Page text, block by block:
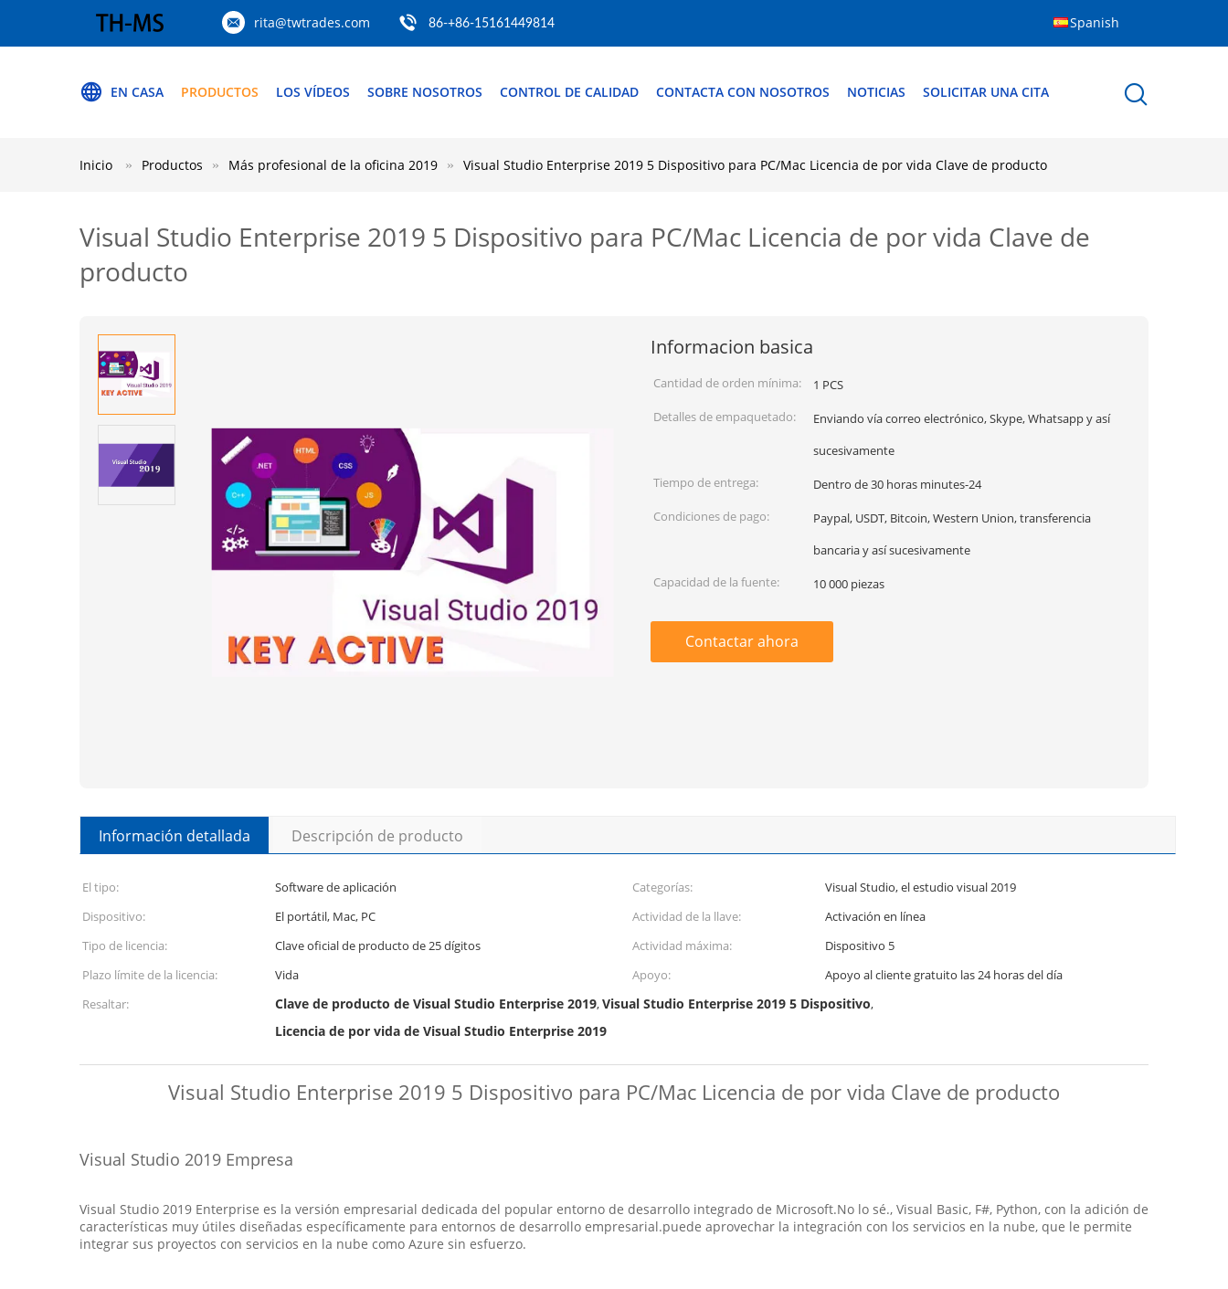
rita@twtrades.com 86-+86-15161449814 Spanish
EN CASA PRODUCTOS LOS VÍDEOS SOBRE NOSOTROS CONTROL DE CALIDAD CONTACTA CON NOSOTROS NOTICIAS SOLICITAR UNA CITA
Inicio Productos Más profesional de la oficina 2019 Visual Studio Enterprise 2019 5 Dispositivo para PC/Mac Licencia de por vida Clave de producto
Visual Studio Enterprise 2019 5 Dispositivo para PC/Mac Licencia de por vida Clave de
producto
Informacion basica
Cantidad de orden mínima:
1 PCS
Detalles de empaquetado:
Enviando vía correo electrónico, Skype, Whatsapp y así
sucesivamente
Tiempo de entrega:
Dentro de 30 horas minutes-24
Condiciones de pago:
Paypal, USDT, Bitcoin, Western Union, transferencia
bancaria y así sucesivamente
Capacidad de la fuente:
10 000 piezas
Contactar ahora
Información detallada Descripción de producto
El tipo: Software de aplicación Categorías:
Visual Studio, el estudio visual 2019
Dispositivo:
El portátil, Mac, PC Actividad de la llave:
Activación en línea
Tipo de licencia:
Clave oficial de producto de 25 dígitos Actividad máxima:
Dispositivo 5
Plazo límite de la licencia:
Vida Apoyo:
Apoyo al cliente gratuito las 24 horas del día
Resaltar:
Clave de producto de Visual Studio Enterprise 2019,Visual Studio Enterprise 2019 5 Dispositivo,
Licencia de por vida de Visual Studio Enterprise 2019
Visual Studio Enterprise 2019 5 Dispositivo para PC/Mac Licencia de por vida Clave de producto
Visual Studio 2019 Empresa
Visual Studio 2019 Enterprise es la versión empresarial dedicada del popular entorno de desarrollo integrado de Microsoft.No lo sé., Visual Basic, F#, Python, con la adición de
características muy útiles diseñadas específicamente para entornos de desarrollo empresarial.puede aprovechar la integración con los servicios en la nube, que le permite
integrar sus proyectos con servicios en la nube como Azure sin esfuerzo.